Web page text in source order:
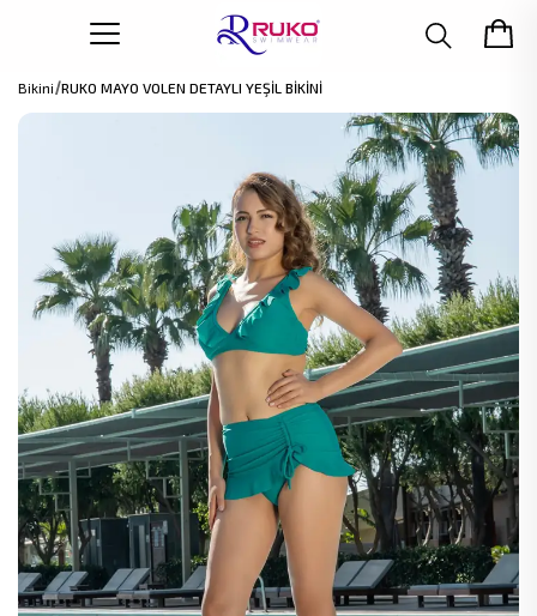
Bikini RUKO MAYO VOLEN DETAYLI YEŞİL BİKİNİ